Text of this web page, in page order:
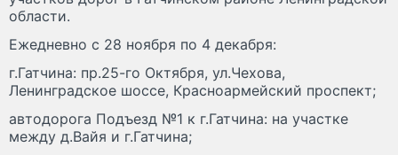
области.
Ежедневно с 28 ноября по 4 декабря:
г.Гатчина: пр.25-го Октября, ул.Чехова,
Ленинградское шоссе, Красноармейский проспект;
автодорога Подъезд №1 к г.Гатчина: на участке
между д.Вайя и г.Гатчина;